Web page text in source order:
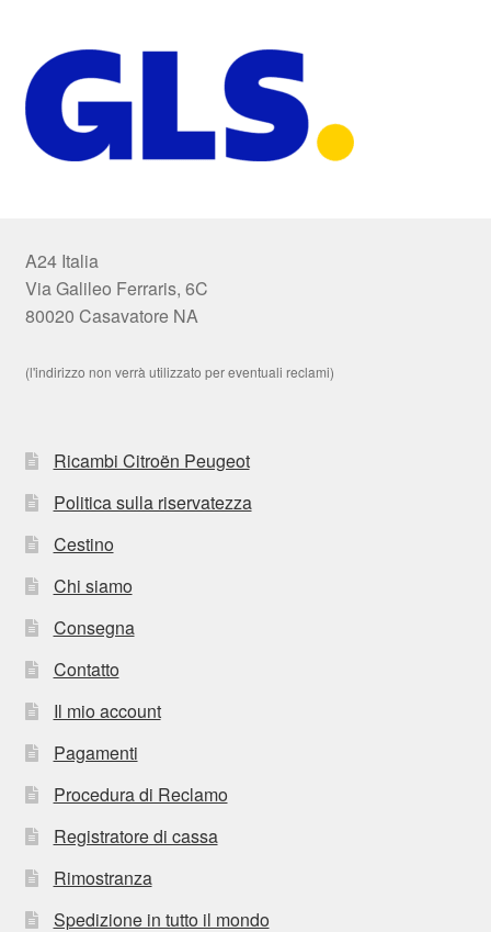
A24 Italia
Via Galileo Ferraris, 6C
80020 Casavatore NA
(l'indirizzo non verrà utilizzato per eventuali reclami)
Ricambi Citroën Peugeot
Politica sulla riservatezza
Cestino
Chi siamo
Consegna
Contatto
Il mio account
Pagamenti
Procedura di Reclamo
Registratore di cassa
Rimostranza
Spedizione in tutto il mondo